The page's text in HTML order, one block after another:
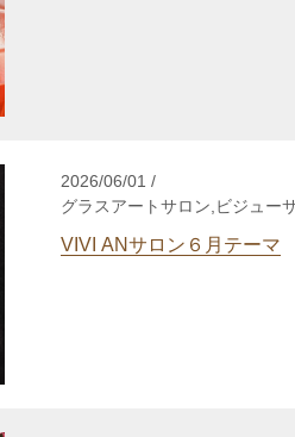
2026/06/01 /
グラスアートサロン,ビジュー
自分発見講座,TCカラーセラピ
VIVI ANサロン６月テーマ